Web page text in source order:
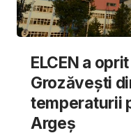
ELCEN a
Grozăvești
temperaturii
Argeș